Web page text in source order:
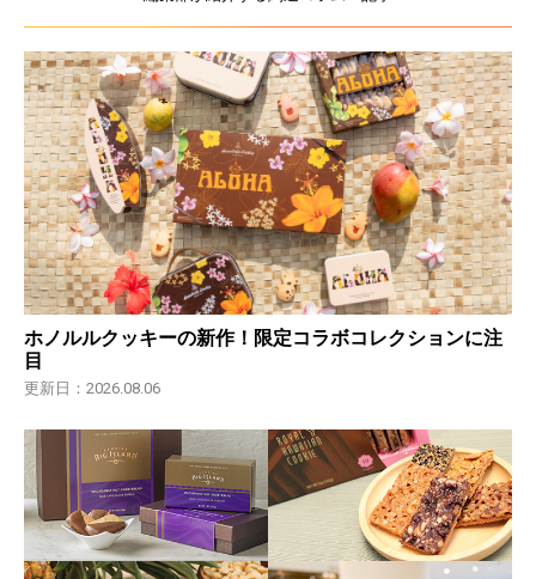
ホノルルクッキーの新作！限定コラボコレクションに注
目
更新日：2026.08.06